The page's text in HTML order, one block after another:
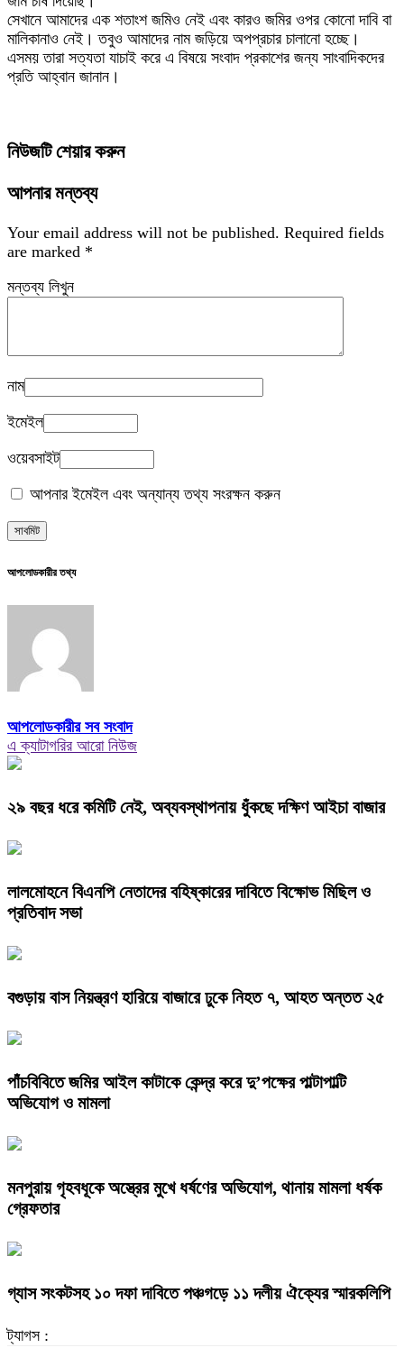
সেখানে আমাদের এক শতাংশ জমিও নেই এবং কারও জমির ওপর কোনো দাবি বা
মালিকানাও নেই। তবুও আমাদের নাম জড়িয়ে অপপ্রচার চালানো হচ্ছে।
এসময় তারা সত্যতা যাচাই করে এ বিষয়ে সংবাদ প্রকাশের জন্য সাংবাদিকদের
প্রতি আহ্বান জানান।
নিউজটি শেয়ার করুন
আপনার মন্তব্য
Your email address will not be published. Required fields
are marked *
মন্তব্য লিখুন
নাম
ইমেইল
ওয়েবসাইট
আপনার ইমেইল এবং অন্যান্য তথ্য সংরক্ষন করুন
আপলোডকারীর তথ্য
আপলোডকারীর সব সংবাদ
এ ক্যাটাগরির আরো নিউজ
২৯ বছর ধরে কমিটি নেই, অব্যবস্থাপনায় ধুঁকছে দক্ষিণ আইচা বাজার
লালমোহনে বিএনপি নেতাদের বহিষ্কারের দাবিতে বিক্ষোভ মিছিল ও
প্রতিবাদ সভা
বগুড়ায় বাস নিয়ন্ত্রণ হারিয়ে বাজারে ঢুকে নিহত ৭, আহত অন্তত ২৫
পাঁচবিবিতে জমির আইল কাটাকে কেন্দ্র করে দু’পক্ষের পাল্টাপাল্টি
অভিযোগ ও মামলা
মনপুরায় গৃহবধূকে অস্ত্রের মুখে ধর্ষণের অভিযোগ, থানায় মামলা ধর্ষক
গ্রেফতার
গ্যাস সংকটসহ ১০ দফা দাবিতে পঞ্চগড়ে ১১ দলীয় ঐক্যের স্মারকলিপি
ট্যাগস :